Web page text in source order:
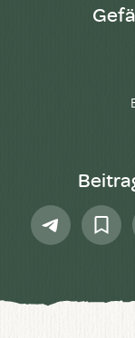
Telegram
In